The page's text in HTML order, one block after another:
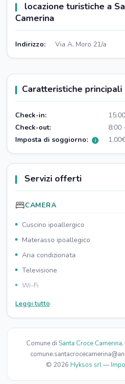
locazione turistiche a
Camerina
Indirizzo: Via A. Moro 21/a
Caratteristiche principali
Check-in:
Check-out:
8:00
Imposta di soggiorno:
i
Servizi offerti
CAMERA
Cuscino ipoallergico
Materasso ipoallegico
Aria condizionata
Televisione
Wi-Fi
Armadio/guardaroba
Terrazzo
BAGNO
Asciugacapelli
Leggi tutto
Comune di Santa Croce Camerina
© 2026 Hyksos srl—